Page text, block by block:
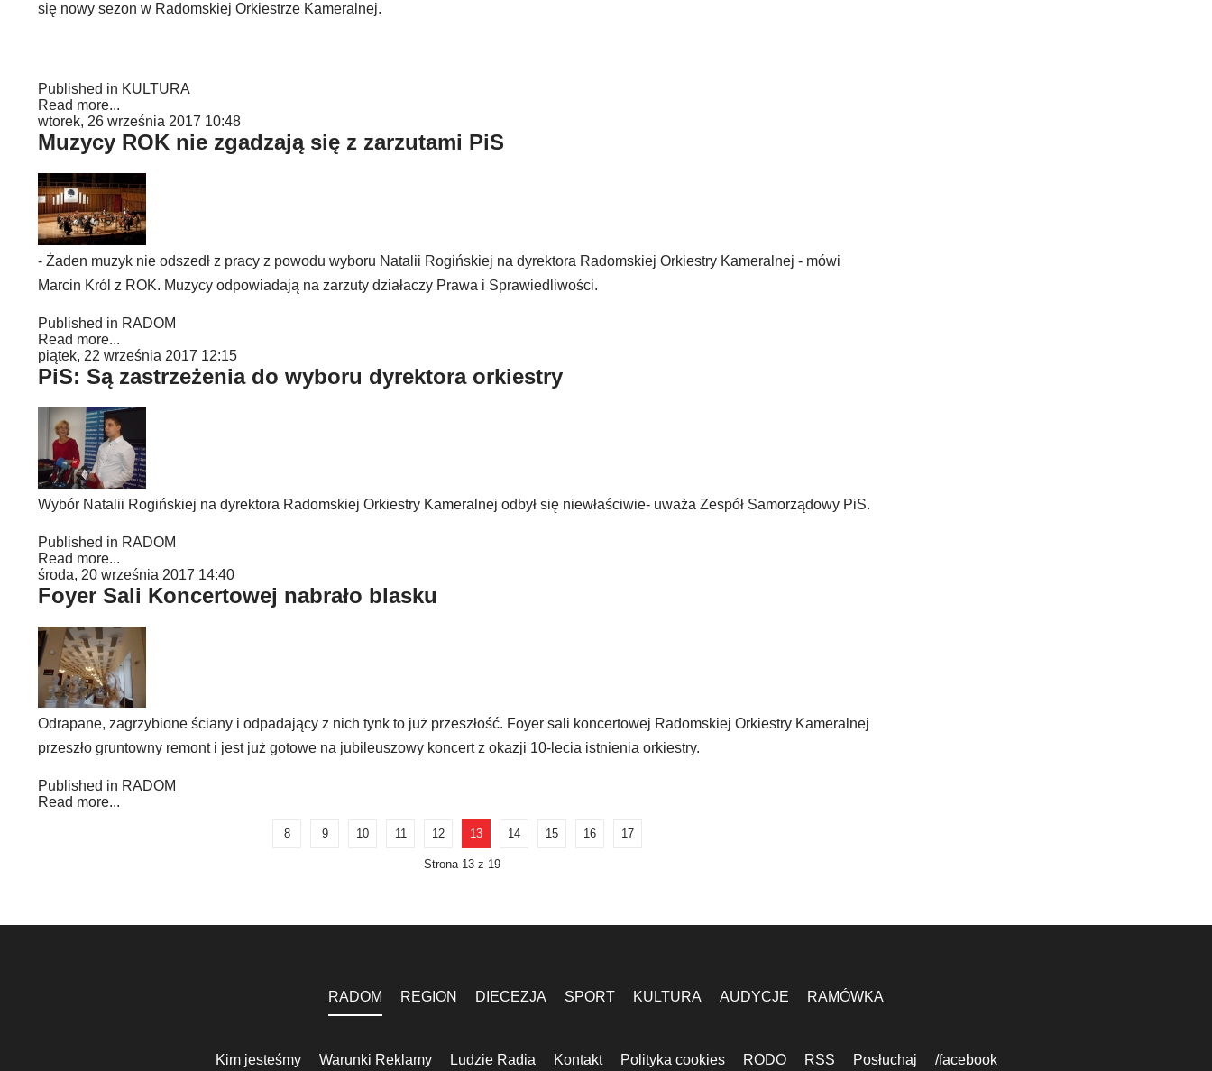
się nowy sezon w Radomskiej Orkiestrze Kameralnej.
Published in KULTURA
Read more...
wtorek, 26 września 2017 10:48
Muzycy ROK nie zgadzają się z zarzutami PiS
- Żaden muzyk nie odszedł z pracy z powodu wyboru Natalii Rogińskiej na dyrektora Radomskiej Orkiestry Kameralnej - mówi
Marcin Król z ROK. Muzycy odpowiadają na zarzuty działaczy Prawa i Sprawiedliwości.
Published in RADOM
Read more...
piątek, 22 września 2017 12:15
PiS: Są zastrzeżenia do wyboru dyrektora orkiestry
Wybór Natalii Rogińskiej na dyrektora Radomskiej Orkiestry Kameralnej odbył się niewłaściwie- uważa Zespół Samorządowy PiS.
Published in RADOM
Read more...
środa, 20 września 2017 14:40
Foyer Sali Koncertowej nabrało blasku
Odrapane, zagrzybione ściany i odpadający z nich tynk to już przeszłość. Foyer sali koncertowej Radomskiej Orkiestry Kameralnej
przeszło gruntowny remont i jest już gotowe na jubileuszowy koncert z okazji 10-lecia istnienia orkiestry.
Published in RADOM
Read more...
8 9 10 11 12 13 14 15 16 17
Strona 13 z 19
RADOM REGION DIECEZJA SPORT KULTURA AUDYCJE RAMÓWKA
Kim jesteśmy Warunki Reklamy Ludzie Radia Kontakt Polityka cookies RODO RSS Posłuchaj /facebook